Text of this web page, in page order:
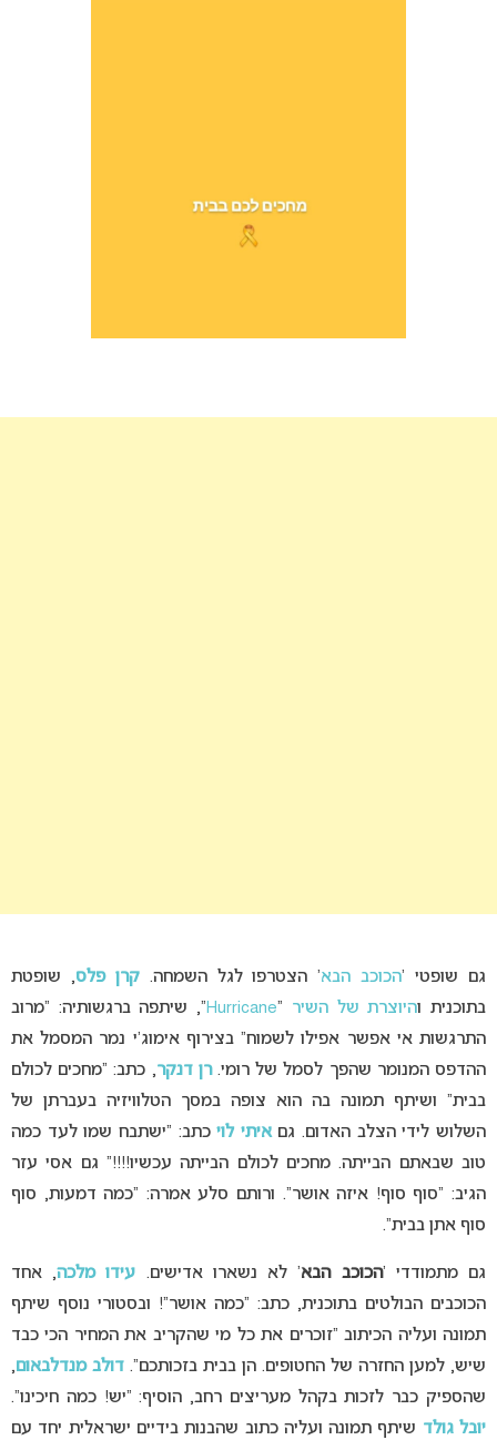
גם שופטי ‘הכוכב הבא‘ הצטרפו לגל השמחה.קרן פלס, שופטת
בתוכנית והיוצרת של השיר “
Hurricane“, שיתפה ברגשותיה: “מרוב
התרגשות אי אפשר אפילו לשמוח” בצירוף אימוג’י נמר המסמל את
ההדפס המנומר שהפך לסמל של רומי.רן דנקר, כתב: “מחכים לכולם
בבית” ושיתף תמונה בה הוא צופה במסך הטלוויזיה בעברתן של
השלוש לידי הצלב האדום. גםאיתי לויכתב: “ישתבח שמו לעד כמה
טוב שבאתם הבייתה. מחכים לכולם הבייתה עכשיו!!!!” גם אסי עזר
הגיב: “סוף סוף! איזה אושר”. ורותם סלע אמרה: “כמה דמעות, סוף
סוף אתן בבית”.
גם מתמודדי ‘הכוכב הבא‘ לא נשארו אדישים. עידו מלכה, אחד
הכוכבים הבולטים בתוכנית, כתב: “כמה אושר”! ובסטורי נוסף שיתף
תמונה ועליה הכיתוב “זוכרים את כל מי שהקריב את המחיר הכי כבד
שיש, למען החזרה של החטופים. הן בבית בזכותכם”. דולב מנדלבאום,
שהספיק כבר לזכות בקהל מעריצים רחב, הוסיף: “יש! כמה חיכינו”.
יובל גולד שיתף תמונה ועליה כתוב שהבנות בידיים ישראלית יחד עם